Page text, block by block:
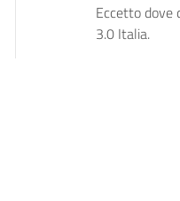
Eccetto dove
3.0 Italia.